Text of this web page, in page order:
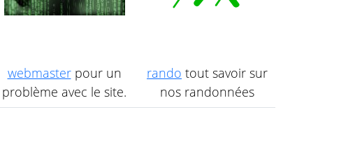
webmasterpour un
problème avec le site.
rando tout savoir sur
nos randonnées